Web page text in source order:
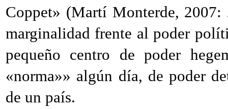
Coppet» (Martí Monterde,
marginalidad frente al poder
pequeño centro de poder
«norma»» algún día, de poder
de un país.